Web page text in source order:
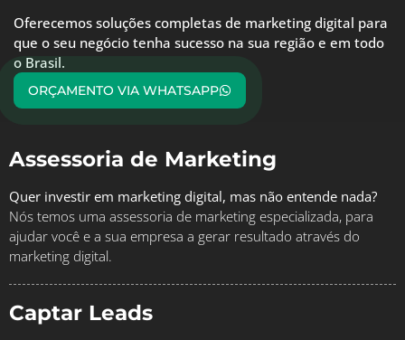
Oferecemos soluções completas de marketing digital para
que o seu negócio tenha sucesso na sua região e em todo
o Brasil.
ORÇAMENTO VIA WHATSAPP
Assessoria de Marketing
Quer investir em marketing digital, mas não entende nada?
Nós temos uma assessoria de marketing especializada, para
ajudar você e a sua empresa a gerar resultado através do
marketing digital.
Captar Leads